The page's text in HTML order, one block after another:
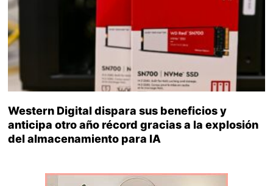
Western Digital dispara sus beneficios y
anticipa otro año récord gracias a la explosión
del almacenamiento para IA